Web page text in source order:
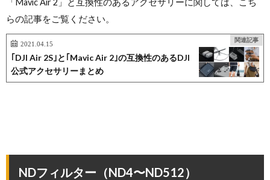
らの記事をご覧ください。
関連記事
2021.04.15
｢DJI Air 2S｣と｢Mavic Air 2｣の互換性のあるDJI
公式アクセサリーまとめ
NDフィルター（ND4〜ND512）